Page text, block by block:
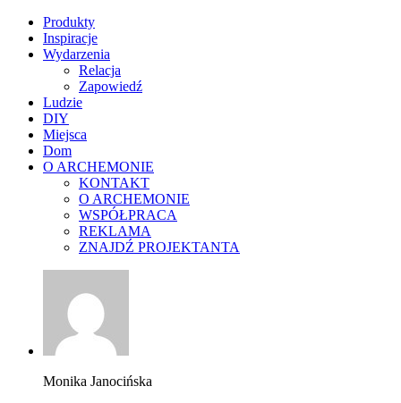
Produkty
Inspiracje
Wydarzenia
Relacja
Zapowiedź
Ludzie
DIY
Miejsca
Dom
O ARCHEMONIE
KONTAKT
O ARCHEMONIE
WSPÓŁPRACA
REKLAMA
ZNAJDŹ PROJEKTANTA
Monika Janocińska